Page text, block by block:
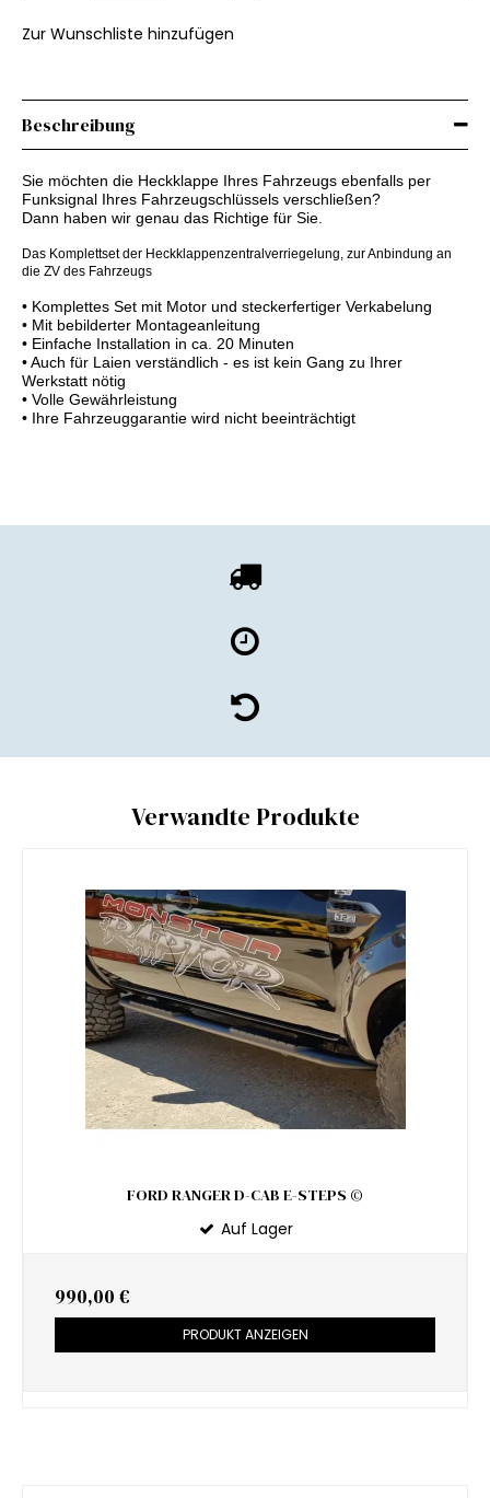
Zur Wunschliste hinzufügen
Beschreibung
Sie möchten die Heckklappe Ihres Fahrzeugs ebenfalls per
Funksignal Ihres Fahrzeugschlüssels verschließen?
Dann haben wir genau das Richtige für Sie.
Das Komplettset der Heckklappenzentralverriegelung, zur Anbindung an
die ZV des Fahrzeugs
• Komplettes Set mit Motor und steckerfertiger Verkabelung
• Mit bebilderter Montageanleitung
• Einfache Installation in ca. 20 Minuten
• Auch für Laien verständlich - es ist kein Gang zu Ihrer
Werkstatt nötig
• Volle Gewährleistung
• Ihre Fahrzeuggarantie wird nicht beeinträchtigt
Verwandte Produkte
FORD RANGER D-CAB E-STEPS ©
Auf Lager
990,00 €
PRODUKT ANZEIGEN